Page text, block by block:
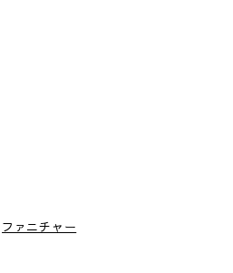
ファニチャー